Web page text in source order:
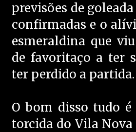
previsões de
confirmadas e o
esmeraldina que
de favoritaço a ter
ter perdido a partida.
O bom disso tudo
torcida do Vila